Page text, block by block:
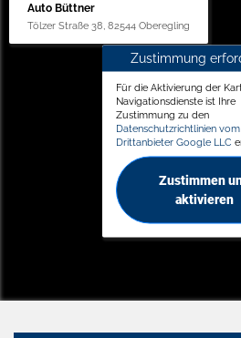
Auto Büttner
Tölzer Straße 38, 82544 Oberegling
Zustimmung
Für die Aktivierung der
Navigationsdienste ist Ihre
Zustimmung zu den
Datenschutzrichtlinien vom
Drittanbieter Google LLC
Zustimmen
aktivieren